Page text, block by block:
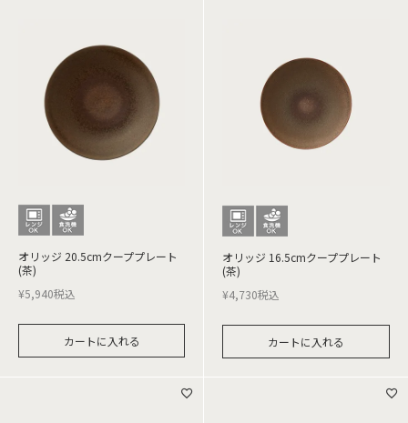
オリッジ 20.5cmクーププレート
(茶)
¥5,940税込
カートに入れる
オリッジ 16.5cmクーププレート
(茶)
¥4,730税込
カートに入れる